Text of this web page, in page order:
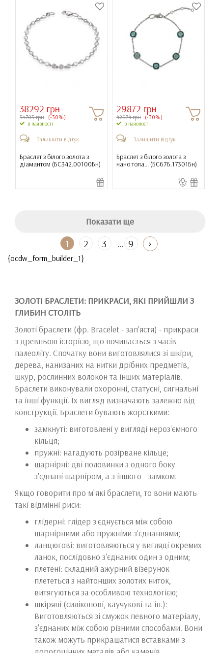
38292 грн
54703 грн (-30%)
в наявності
Залишити відгук
Браслет з білого золота з
діамантом (БС342.00100Бн)
29872 грн
42674 грн (-30%)
в наявності
Залишити відгук
Браслет з білого золота з
нано топа... (БС676.17301Бн)
Показати ще
1 2 3 ... 9
{ocdw_form_builder_1}
ЗОЛОТІ БРАСЛЕТИ: ПРИКРАСИ, ЯКІ ПРИЙШЛИ З
ГЛИБИН СТОЛІТЬ
Золоті браслети (фр. Bracelet - зап'ястя) - прикраси
з древньою історією, що починається з часів
палеоліту. Спочатку вони виготовлялися зі шкіри,
дерева, нанизаних на нитки дрібних предметів,
шкур, рослинних волокон та інших матеріалів.
Браслети виконували охоронні, статусні, сигнальні
та інші функції. Їх вигляд визначають залежно від
конструкції. Браслети бувають жорсткими:
замкнуті: виготовлені у вигляді нероз'ємного
кільця;
пружні: нагадують розірване кільце;
шарнірні: дві половинки з одного боку
з'єднані шарніром, а з іншого - замком.
Якщо говорити про м`які браслети, то вони мають
такі відмінні риси:
глідерні: глідер з'єднується між собою
шарнірними або пружніми з'єднаннями;
ланцюгові: виготовляються у вигляді окремих
ланок, послідовно з'єднаних один з одним;
плетені: складний ажурний візерунок
плететься з найтонших золотих ниток,
витягуються за особливою технологією;
шкіряні (силіконові, каучукові та ін.):
Виготовляються зі смужок певного матеріалу,
з'єднаних між собою різними способами. Вони
також можуть прикрашатися вставками з